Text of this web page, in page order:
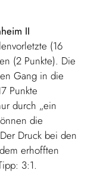
II
(16
(2 Punkte). Die
Gang in die
Punkte
durch „ein
die
Druck bei den
erhofften
3:1.